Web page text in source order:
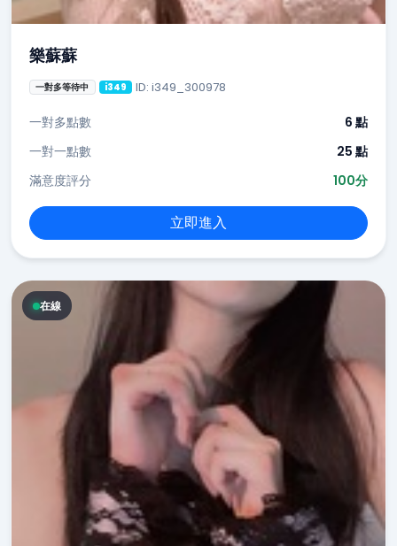
樂蘇蘇
一對多等待中 i349 ID: i349_300978
一對多點數
6 點
一對一點數
25 點
滿意度評分
100分
立即進入
在線